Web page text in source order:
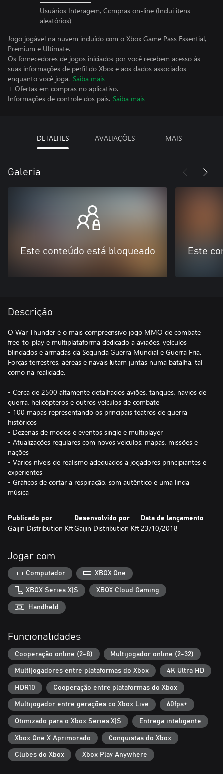
Usuários Interagem, Compras on-line (Inclui itens
aleatórios)
Jogo jogável na nuvem incluído com o Xbox Game Pass Essential,
Premium e Ultimate.
Os fornecedores de jogos iniciados por você recebem acesso às
suas informações de perfil do Xbox e aos dados associados
enquanto você joga. Saiba mais
+ Ofertas em compras no aplicativo.
Informações de controle dos pais. Saiba mais
DETALHES AVALIAÇÕES MAIS
Galeria
Este conteúdo está bloqueado Este
Descrição
O War Thunder é o mais compreensivo jogo MMO de combate
free-to-play e multiplataforma dedicado a aviaões, veículos
blindados e armadas da Segunda Guerra Mundial e Guerra Fria.
Forças terrestres, aéreas e navais lutam juntas numa batalha, tal
como na realidade.
• Cerca de 2500 altamente detalhados aviões, tanques, navios de
guerra, helicópteros e outros veículos de combate
• 100 mapas representando os principais teatros de guerra
históricos
• Dezenas de modos e eventos single e multiplayer
• Atualizações regulares com novos veículos, mapas, missões e
nações
• Vários níveis de realismo adequados a jogadores principiantes e
experientes
• Gráficos de cortar a respiração, som autêntico e uma linda
música
Publicado por
Gaijin Distribution Kft
Desenvolvido por
Gaijin Distribution Kft
Data de lançamento
23/10/2018
Jogar com
Computador XBOX One
XBOX Series X|S XBOX Cloud Gaming
Handheld
Funcionalidades
Cooperação online (2-8) Multijogador online (2-32)
Multijogadores entre plataformas do Xbox 4K Ultra HD
HDR10 Cooperação entre plataformas do Xbox
Multijogador entre gerações do Xbox Live 60fps+
Otimizado para o Xbox Series X|S Entrega inteligente
Xbox One X Aprimorado Conquistas do Xbox
Clubes do Xbox Xbox Play Anywhere